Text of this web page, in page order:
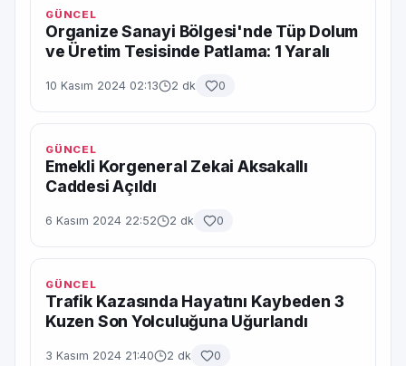
GÜNCEL
Organize Sanayi Bölgesi'nde Tüp Dolum
ve Üretim Tesisinde Patlama: 1 Yaralı
10 Kasım 2024 02:13 2 dk 0
GÜNCEL
Emekli Korgeneral Zekai Aksakallı
Caddesi Açıldı
6 Kasım 2024 22:52 2 dk 0
GÜNCEL
Trafik Kazasında Hayatını Kaybeden 3
Kuzen Son Yolculuğuna Uğurlandı
3 Kasım 2024 21:40 2 dk 0